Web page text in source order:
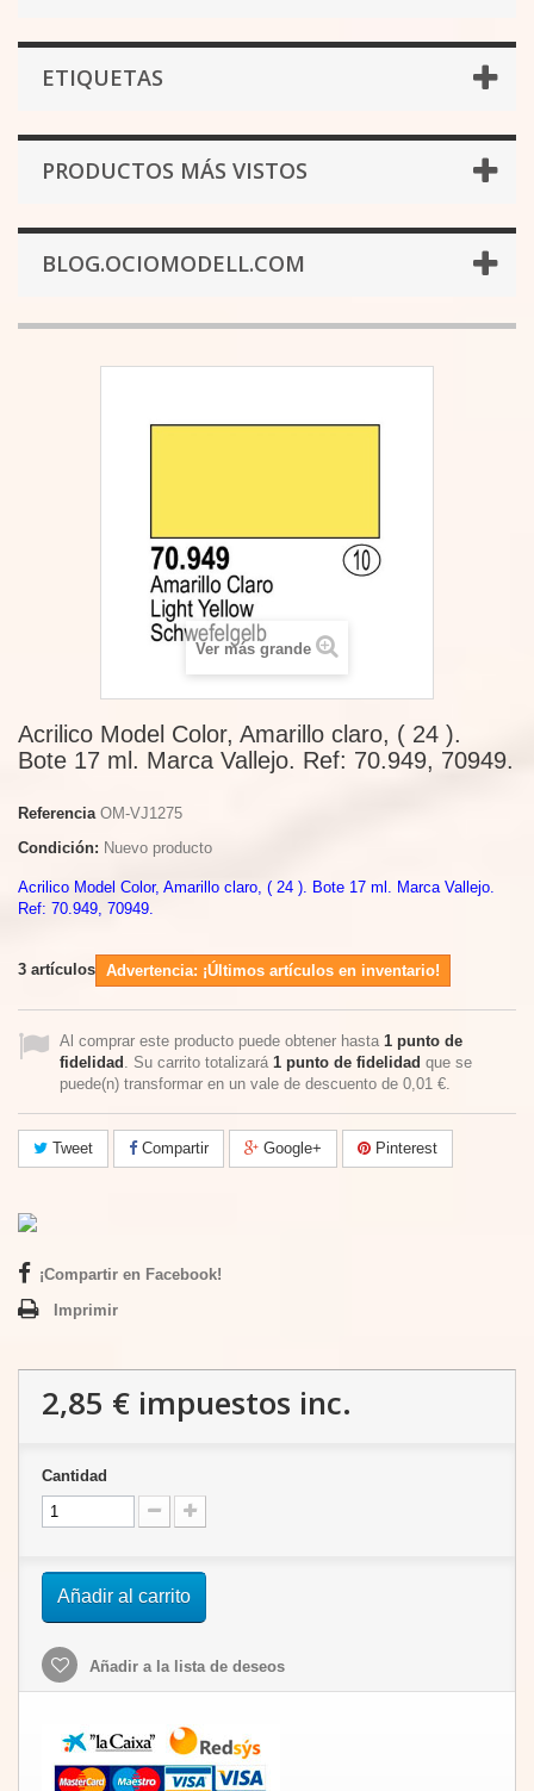
ETIQUETAS
PRODUCTOS MÁS VISTOS
BLOG.OCIOMODELL.COM
Ver más grande
Acrilico Model Color, Amarillo claro, ( 24 ).
Bote 17 ml. Marca Vallejo. Ref: 70.949, 70949.
Referencia OM-VJ1275
Condición: Nuevo producto
Acrilico Model Color, Amarillo claro, ( 24 ). Bote 17 ml. Marca Vallejo.
Ref: 70.949, 70949.
3 artículos Advertencia: ¡Últimos artículos en inventario!
Al comprar este producto puede obtener hasta 1 punto de
fidelidad . Su carrito totalizará 1 punto de fidelidad que se
puede(n) transformar en un vale de descuento de 0,01 €.
Tweet Compartir Google+ Pinterest
¡Compartir en Facebook!
Imprimir
2,85 € impuestos inc.
Cantidad
Añadir al carrito
Añadir a la lista de deseos